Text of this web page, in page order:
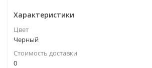
Характеристики
Цвет
Черный
Стоимость доставки
0